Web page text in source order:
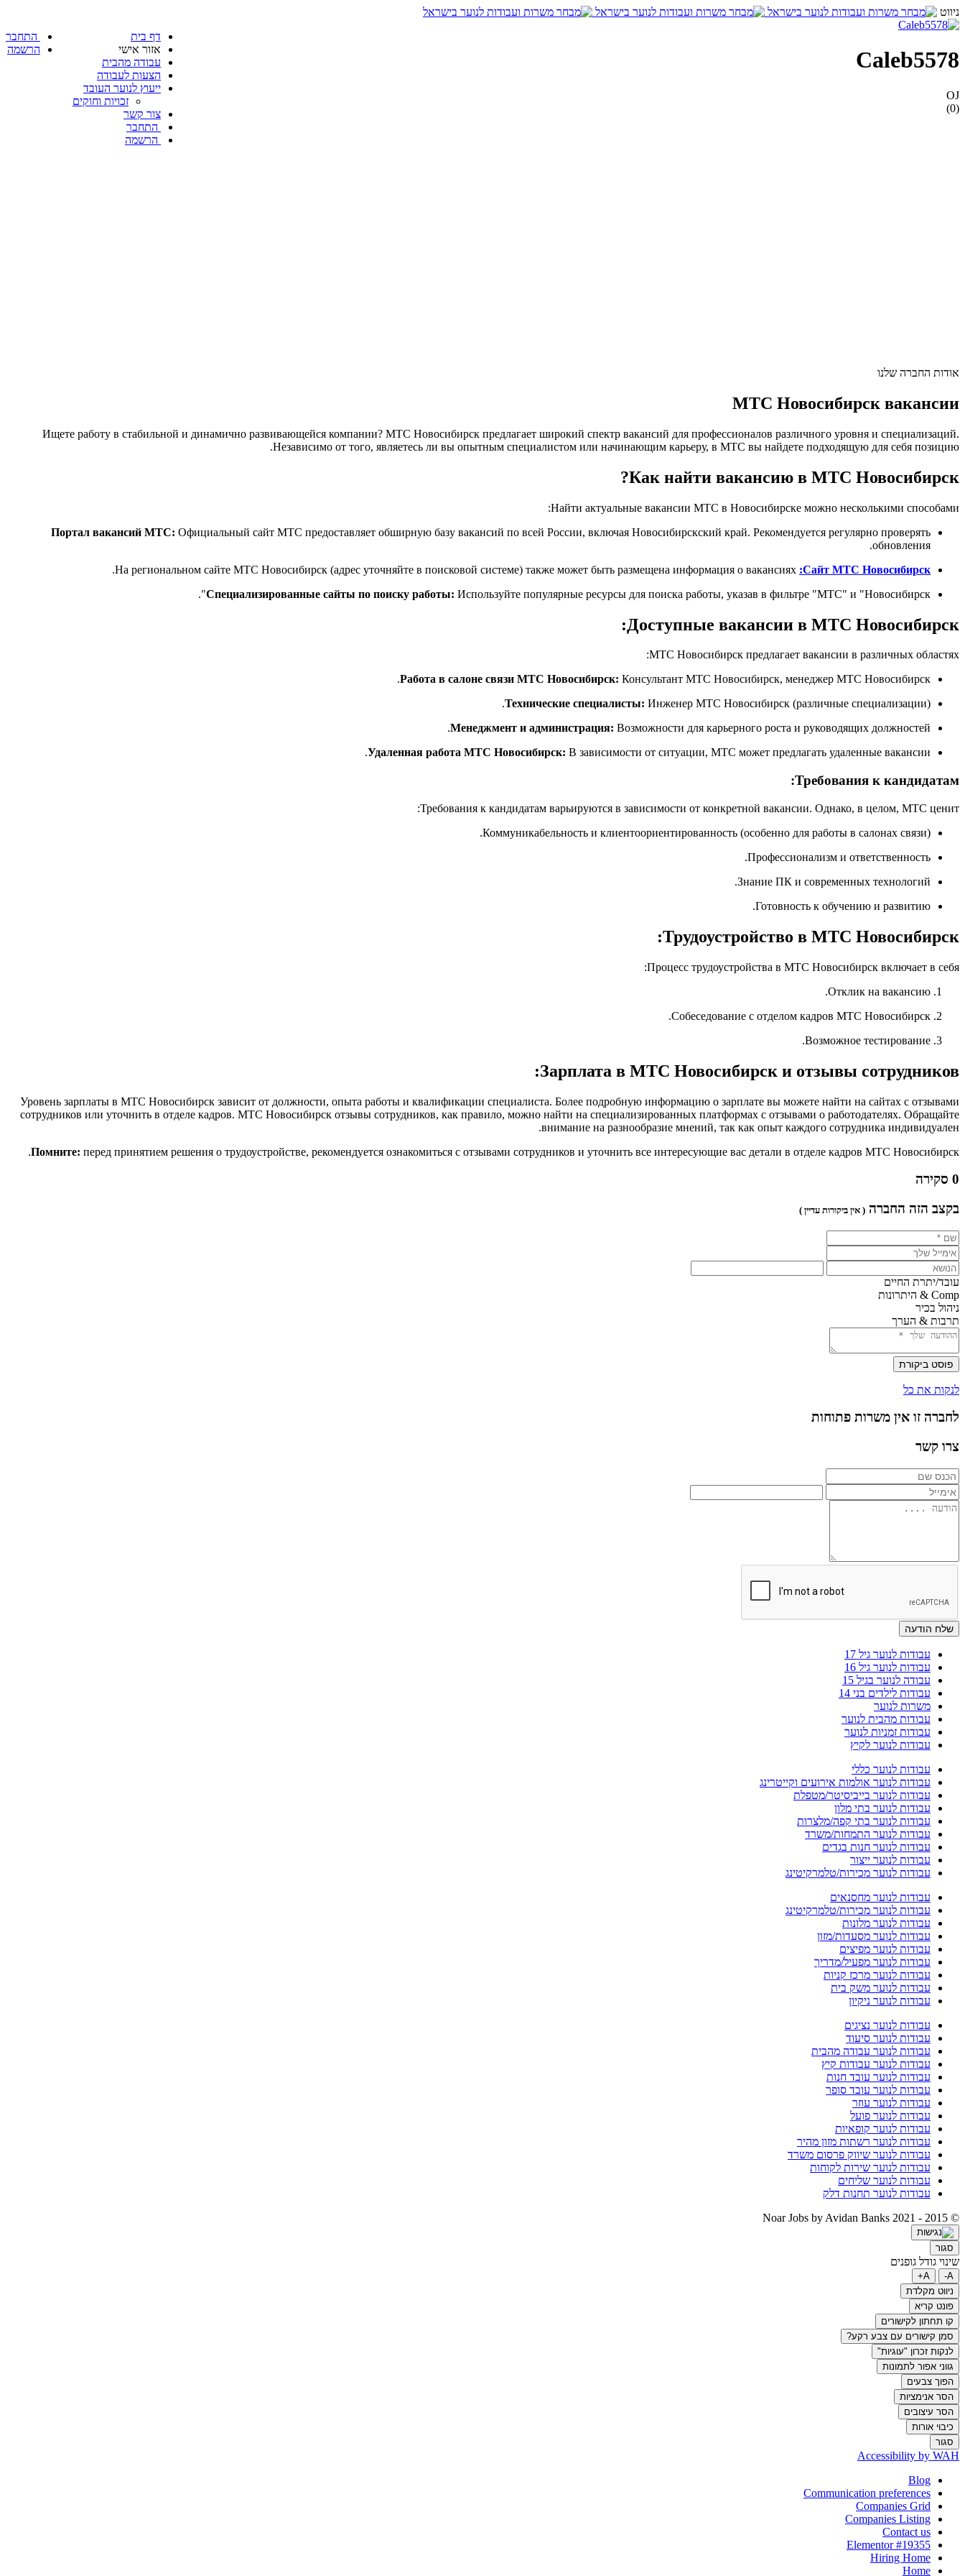
ניווט
התחבר
הרשמה
דף בית
אזור אישי
עבודה מהבית
הצעות לעבודה
ייעוץ לנוער העובד
זכויות וחוקים
צור קשר
התחבר
הרשמה
Caleb5578
OJ
(0)
אודות החברה שלנו
МТС Новосибирск вакансии
Ищете работу в стабильной и динамично развивающейся компании? МТС Новосибирск предлагает широкий спектр вакансий для профессионалов различного уровня и специализаций.
Независимо от того, являетесь ли вы опытным специалистом или начинающим карьеру, в МТС вы найдете подходящую для себя позицию.
Как найти вакансию в МТС Новосибирск?
Найти актуальные вакансии МТС в Новосибирске можно несколькими способами:
Портал вакансий МТС: Официальный сайт МТС предоставляет обширную базу вакансий по всей России, включая Новосибирскский край. Рекомендуется регулярно проверять
обновления.
Сайт МТС Новосибирск:
Специализированные сайты по поиску работы: Используйте популярные ресурсы для поиска работы, указав в фильтре "МТС" и "Новосибирск".
Доступные вакансии в МТС Новосибирск:
МТС Новосибирск предлагает вакансии в различных областях:
Работа в салоне связи МТС Новосибирск: Консультант МТС Новосибирск, менеджер МТС Новосибирск.
Технические специалисты: Инженер МТС Новосибирск (различные специализации).
Менеджмент и администрация: Возможности для карьерного роста и руководящих должностей.
Удаленная работа МТС Новосибирск: В зависимости от ситуации, МТС может предлагать удаленные вакансии.
Требования к кандидатам:
Требования к кандидатам варьируются в зависимости от конкретной вакансии. Однако, в целом, МТС ценит:
Коммуникабельность и клиентоориентированность (особенно для работы в салонах связи).
Профессионализм и ответственность.
Знание ПК и современных технологий.
Готовность к обучению и развитию.
Трудоустройство в МТС Новосибирск:
Процесс трудоустройства в МТС Новосибирск включает в себя:
Отклик на вакансию.
Собеседование с отделом кадров МТС Новосибирск.
Возможное тестирование.
Зарплата в МТС Новосибирск и отзывы сотрудников:
Уровень зарплаты в МТС Новосибирск зависит от должности, опыта работы и квалификации специалиста. Более подробную информацию о зарплате вы можете найти на сайтах с отзывами
сотрудников или уточнить в отделе кадров. МТС Новосибирск отзывы сотрудников, как правило, можно найти на специализированных платформах с отзывами о работодателях. Обращайте
внимание на разнообразие мнений, так как опыт каждого сотрудника индивидуален.
Помните: перед принятием решения о трудоустройстве, рекомендуется ознакомиться с отзывами сотрудников и уточнить все интересующие вас детали в отделе кадров МТС Новосибирск.
0 סקירה
בקצב הזה החברה ( אין ביקורות עדיין )
עובד/יתרת החיים
Comp & היתרונות
ניהול בכיר
תרבות & הערך
פוסט ביקורת
לנקות את כל
לחברה זו אין משרות פתוחות
צרו קשר
שלח הודעה
עבודות לנוער גיל 17
עבודות לנוער גיל 16
עבודה לנוער בגיל 15
עבודות לילדים בני 14
משרות לנוער
עבודות מהבית לנוער
עבודות זמניות לנוער
עבודות לנוער לקיץ
עבודות לנוער כללי
עבודות לנוער אולמות אירועים וקייטרינג
עבודות לנוער בייביסיטר/מטפלת
עבודות לנוער בתי מלון
עבודות לנוער בתי קפה/מלצרות
עבודות לנוער התמחות/משרד
עבודות לנוער חנות בגדים
עבודות לנוער ייצור
עבודות לנוער מכירות/טלמרקיטינג
עבודות לנוער מחסנאים
עבודות לנוער מכירות/טלמרקיטינג
עבודות לנוער מלונות
עבודות לנוער מסעדות/מזון
עבודות לנוער מפיצים
עבודות לנוער מפעיל/מדריך
עבודות לנוער מרכז קניות
עבודות לנוער משק בית
עבודות לנוער ניקיון
עבודות לנוער נציגים
עבודות לנוער סיעוד
עבודות לנוער עבודה מהבית
עבודות לנוער עבודות קיץ
עבודות לנוער עובד חנות
עבודות לנוער עובד סופר
עבודות לנוער עוזר
עבודות לנוער פועל
עבודות לנוער קופאיות
עבודות לנוער רשתות מזון מהיר
עבודות לנוער שיווק פרסום משרד
עבודות לנוער שירות לקוחות
עבודות לנוער שליחים
עבודות לנוער תחנות דלק
© 2015 - 2021 Noar Jobs
by Avidan Banks
סגור
שינוי גודל גופנים
A-
A+
ניווט מקלדת
פונט קריא
קו תחתון לקישורים
סמן קישורים עם צבע רקע?
לנקות זכרון "עוגיות"
גווני אפור לתמונות
הפוך צבעים
הסר אנימציות
הסר עיצובים
כיבוי אורות
סגור
Accessibility by WAH
Blog
Communication preferences
Companies Grid
Companies Listing
Contact us
Elementor #19355
Hiring Home
Home